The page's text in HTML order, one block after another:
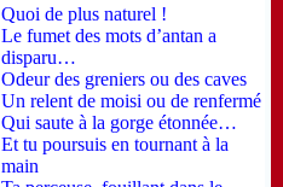
Quoi de plus naturel !
Le fumet des mots d’antan a
disparu…
Odeur des greniers ou des caves
Un relent de moisi ou de renfermé
Qui saute à la gorge étonnée…
Et tu poursuis en tournant à la
main